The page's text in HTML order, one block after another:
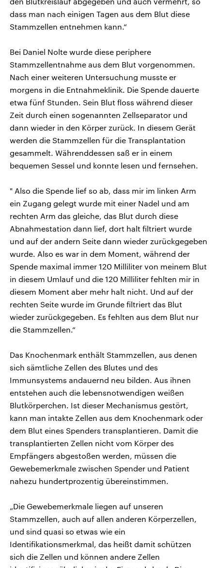
dass man nach einigen Tagen aus dem Blut diese
Stammzellen entnehmen kann.“
Bei Daniel Nolte wurde diese periphere
Stammzellentnahme aus dem Blut vorgenommen.
Nach einer weiteren Untersuchung musste er
morgens in die Entnahmeklinik. Die Spende dauerte
etwa fünf Stunden. Sein Blut floss während dieser
Zeit durch einen sogenannten Zellseparator und
dann wieder in den Körper zurück. In diesem Gerät
werden die Stammzellen für die Transplantation
gesammelt. Währenddessen saß er in einem
bequemen Sessel und konnte lesen und fernsehen.
" Also die Spende lief so ab, dass mir im linken Arm
ein Zugang gelegt wurde mit einer Nadel und am
rechten Arm das gleiche, das Blut durch diese
Abnahmestation dann lief, dort halt filtriert wurde
und auf der andern Seite dann wieder zurückgegeben
wurde. Also es war in dem Moment, während der
Spende maximal immer 120 Milliliter von meinem Blut
in diesem Umlauf und die 120 Milliliter fehlten mir in
diesem Moment aber mehr halt nicht. Und auf der
rechten Seite wurde im Grunde filtriert das Blut
wieder zurückgegeben. Es fehlten aus dem Blut nur
die Stammzellen.“
Das Knochenmark enthält Stammzellen, aus denen
sich sämtliche Zellen des Blutes und des
Immunsystems andauernd neu bilden. Aus ihnen
entstehen auch die lebensnotwendigen weißen
Blutkörperchen. Ist dieser Mechanismus gestört,
kann man intakte Zellen aus dem Knochenmark oder
dem Blut eines Spenders transplantieren. Damit die
transplantierten Zellen nicht vom Körper des
Empfängers abgestoßen werden, müssen die
Gewebemerkmale zwischen Spender und Patient
nahezu hundertprozentig übereinstimmen.
„Die Gewebemerkmale liegen auf unseren
Stammzellen, auch auf allen anderen Körperzellen,
und sind quasi so etwas wie ein
Identifikationsmerkmal, das heißt damit schützen
sich die Zellen und können andere Zellen